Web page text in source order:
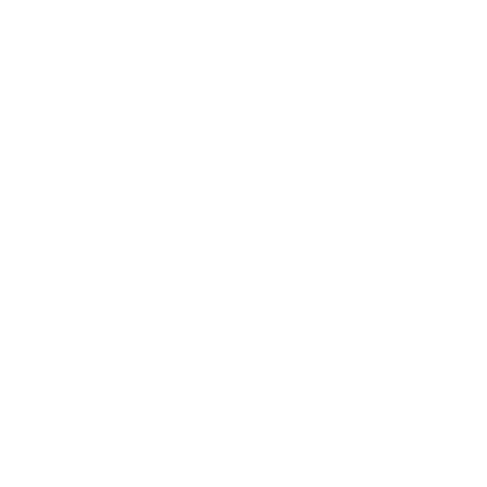
qui sont pertinentes et